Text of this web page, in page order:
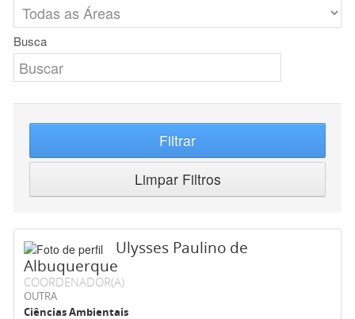
Busca
Filtrar
Limpar Filtros
Ulysses Paulino de
Albuquerque
COORDENADOR(A)
OUTRA
Ciências Ambientais